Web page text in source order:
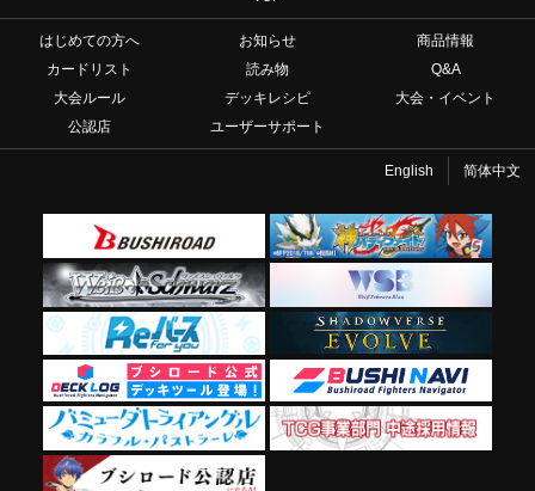
はじめての方へ お知らせ
商品情報
カードリスト
読み物
Q&A
大会ルール
デッキレシピ
大会・イベント
公認店
ユーザーサポート
English 简体中文